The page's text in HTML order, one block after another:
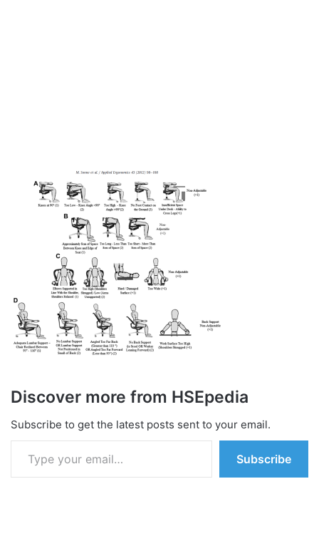
Discover more from HSEpedia
Subscribe to get the latest posts sent to your email.
Type your email…
Subscribe